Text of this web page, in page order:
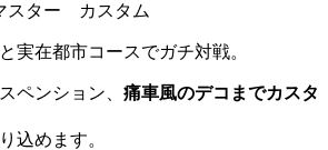
実在都市コースでガチ対戦。
ペンション、 痛車風のデコまでカスタ
込めます。